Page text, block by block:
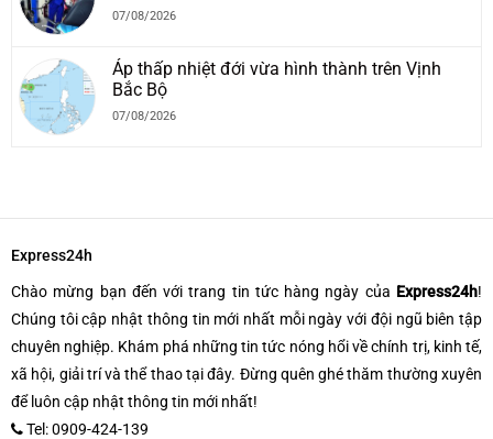
07/08/2026
Áp thấp nhiệt đới vừa hình thành trên Vịnh
Bắc Bộ
07/08/2026
Express24h
Chào mừng bạn đến với trang tin tức hàng ngày của Express24h!
Chúng tôi cập nhật thông tin mới nhất mỗi ngày với đội ngũ biên tập
chuyên nghiệp. Khám phá những tin tức nóng hổi về chính trị, kinh tế,
xã hội, giải trí và thể thao tại đây. Đừng quên ghé thăm thường xuyên
để luôn cập nhật thông tin mới nhất!
Tel: 0909-424-139